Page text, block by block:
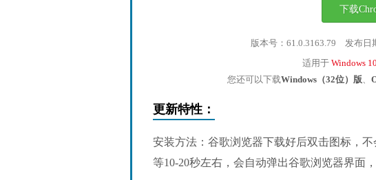
下载
版本号：61.0.3163.79 发布日
适用于 Windows
您还可以下载Windows（32位）版、
更新特性：
安装方法：谷歌浏览器下载好后双击图标，
等10-20秒左右，会自动弹出谷歌浏览器界面